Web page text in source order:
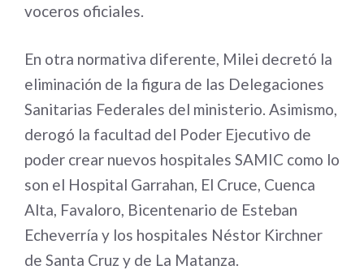
voceros oficiales.
En otra normativa diferente, Milei decretó la
eliminación de la figura de las Delegaciones
Sanitarias Federales del ministerio. Asimismo,
derogó la facultad del Poder Ejecutivo de
poder crear nuevos hospitales SAMIC como lo
son el Hospital Garrahan, El Cruce, Cuenca
Alta, Favaloro, Bicentenario de Esteban
Echeverría y los hospitales Néstor Kirchner
de Santa Cruz y de La Matanza.